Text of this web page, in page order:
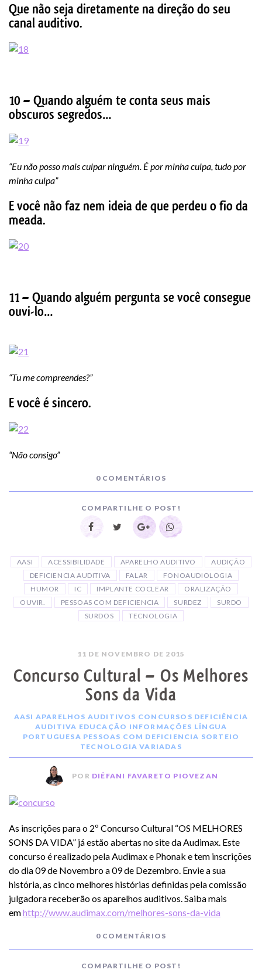
Que não seja diretamente na direção do seu
canal auditivo.
10 – Quando alguém te conta seus mais
obscuros segredos…
“Eu não posso mais culpar ninguém. É por minha culpa, tudo por
minha culpa”
E você não faz nem ideia de que perdeu o fio da
meada.
11 – Quando alguém pergunta se você consegue
ouvi-lo…
“Tu me compreendes?”
E você é sincero.
“Não consigo”
0 COMENTÁRIOS
COMPARTILHE O POST!
AASI ACESSIBILIDADE APARELHO AUDITIVO
AUDIÇÃO
DEFICIENCIA AUDITIVA
FALAR
FONOAUDIOLOGIA
HUMOR
IC IMPLANTE COCLEAR
ORALIZAÇÃO
OUVIR.
PESSOAS COM DEFICIENCIA SURDEZ
SURDO
SURDOS
TECNOLOGIA
11 DE NOVEMBRO DE 2015
Concurso Cultural – Os Melhores
Sons da Vida
AASI APARELHOS AUDITIVOS CONCURSOS DEFICIÊNCIA
AUDITIVA EDUCAÇÃO INFORMAÇÕES LÍNGUA
PORTUGUESA PESSOAS COM DEFICIENCIA SORTEIO
TECNOLOGIA VARIADAS
POR DIÉFANI FAVARETO PIOVEZAN
As inscrições para o 2º Concurso Cultural “OS MELHORES
SONS DA VIDA” já estão abertas no site da Audimax. Este
concurso é realizado pela Audimax e Phonak e tem inscrições
do dia 09 de Novembro a 09 de Dezembro. Envie a sua
história, as cinco melhores histórias definidas pela comissão
julgadora receberão os aparelhos auditivos. Saiba mais
emhttp://www.audimax.com/melhores-sons-da-vida
0 COMENTÁRIOS
COMPARTILHE O POST!